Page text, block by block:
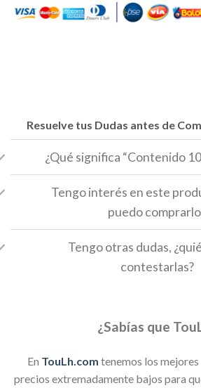
Resuelve tus Dudas antes de
¿Qué significa “Contenido
Tengo interés en este
puedo
Tengo otras dudas,
contestarlas?
¿Sabías que
En TouLh.com tenemos los
precios extremadamente bajos para